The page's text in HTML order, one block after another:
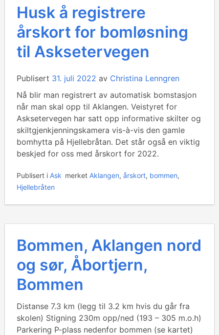
Husk å registrere
årskort for bomløsning
til Asksetervegen
Publisert 31. juli 2022 av Christina Lenngren
Nå blir man registrert av automatisk bomstasjon
når man skal opp til Aklangen. Veistyret for
Asksetervegen har satt opp informative skilter og
skiltgjenkjenningskamera vis-à-vis den gamle
bomhytta på Hjellebråtan. Det står også en viktig
beskjed for oss med årskort for 2022.
Publisert i Ask merket Aklangen, årskort, bommen,
Hjellebråten
Bommen, Aklangen nord
og sør, Åbortjern,
Bommen
Distanse 7.3 km (legg til 3.2 km hvis du går fra
skolen) Stigning 230m opp/ned (193 – 305 m.o.h)
Parkering P-plass nedenfor bommen (se kartet)